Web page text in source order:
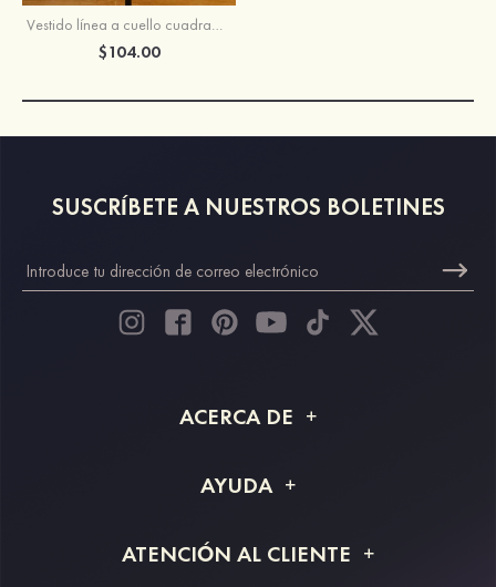
Vestido línea a cuello cuadrado lentejuelas corto/mini vestido para homecoming
$104.00
SUSCRÍBETE A NUESTROS BOLETINES
ACERCA DE
Información de envío
AYUDA
Devoluciones y reembolsos
ATENCIÓN AL CLIENTE